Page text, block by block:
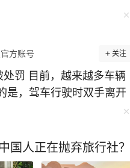
方账号 关注
处罚 目前，越来越多车辆
是，驾车行驶时双手离开
上，一名男子开启“智
立交东侧，这名驾驶员双
通过无人机全程记录。嘉
国人正在抛弃旅行社？